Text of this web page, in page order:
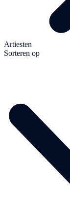
Artiesten
Sorteren op